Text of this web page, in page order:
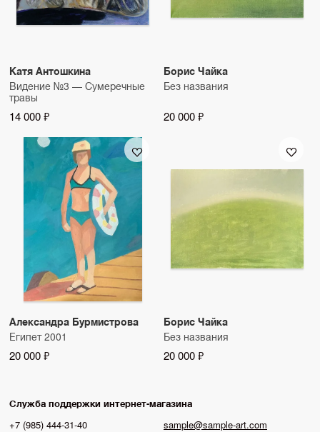
Катя Антошкина
Видение №3 — Сумеречные
травы
14 000 ₽
Борис Чайка
Без названия
20 000 ₽
Александра Бурмистрова
Египет 2001
20 000 ₽
Борис Чайка
Без названия
20 000 ₽
Служба поддержки интернет-магазина
+7 (985) 444-31-40
sample@sample-art.com